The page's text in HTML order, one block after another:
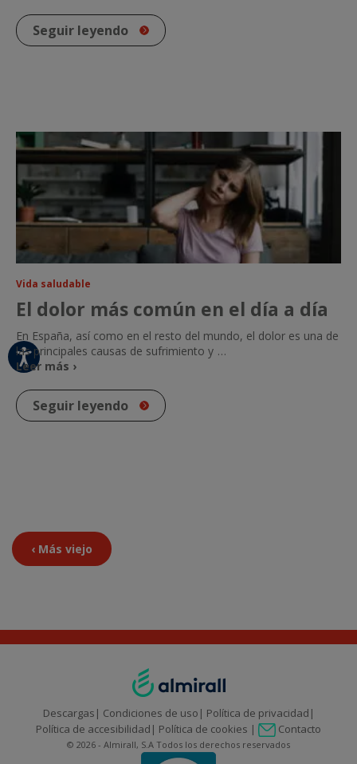
Seguir leyendo
Vida saludable
El dolor más común en el día a día
En España, así como en el resto del mundo, el dolor es una de
las principales causas de sufrimiento y …
Leer más ›
Seguir leyendo
‹ Más viejo
Descargas Condiciones de uso
Política de privacidad
Política de accesibilidad
Política de cookies Contacto
© 2026 - Almirall, S.A Todos los derechos reservados